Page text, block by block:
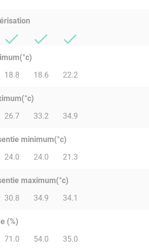
18.8 18.6 22.2
26.7 33.2 34.9
minimum(°c)
24.0 24.0 21.3
maximum(°c)
30.8 34.9 34.1
(%)
71.0 54.0 35.0